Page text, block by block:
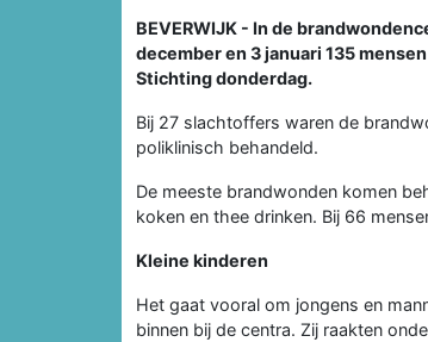
BEVERWIJK - In de
december en 3 januari 135
Stichting donderdag.
Bij 27 slachtoffers waren de
poliklinisch behandeld.
De meeste brandwonden komen
koken en thee drinken. Bij 66
Kleine kinderen
Het gaat vooral om jongens en
binnen bij de centra. Zij raakten